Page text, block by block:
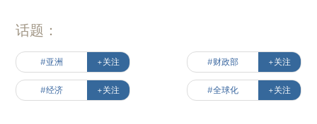
话题：
#亚洲 +关注 #财政部 +关注
#经济 +关注 #全球化 +关注